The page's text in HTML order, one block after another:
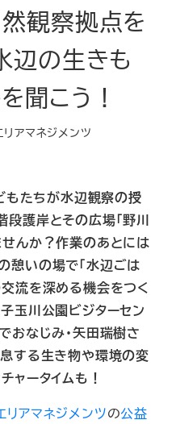
観察拠点を
辺の生きも
聞こう！
アマネジメンツ
もたちが水辺観察の授
護岸とその広場「野川
せんか？作業のあとには
憩いの場で「水辺ごは
流を深める機会をつく
玉川公園ビジターセン
おなじみ・矢田瑞樹さ
する生き物や環境の変
ャータイムも！
リアマネジメンツの公益